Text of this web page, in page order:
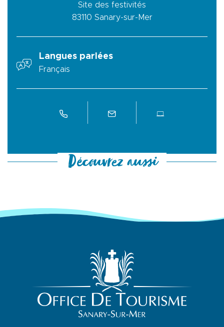
Site des festivités
83110 Sanary-sur-Mer
Langues parlées
Français
Découvrez aussi